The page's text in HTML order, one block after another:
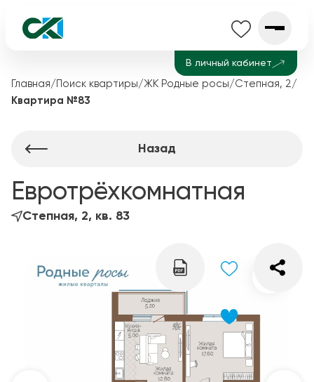
В личный кабинет
Главная/ Поиск квартиры/ЖК Родные росы/Степная, 2/
Квартира №83
Назад
Евротрёхкомнатная
Степная, 2, кв. 83